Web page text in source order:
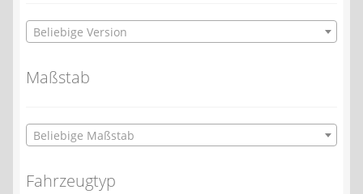
Beliebige Version
Maßstab
Beliebige Maßstab
Fahrzeugtyp